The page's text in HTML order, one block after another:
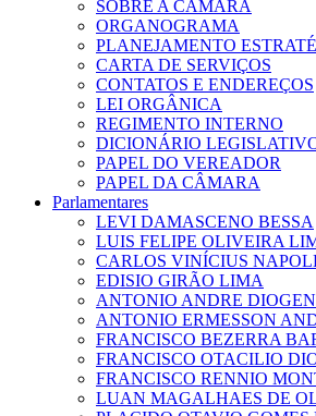
SOBRE A CÂMARA
ORGANOGRAMA
PLANEJAMENTO
CARTA DE SERVIÇOS
CONTATOS E ENDEREÇOS
LEI ORGÂNICA
REGIMENTO INTERNO
DICIONÁRIO
PAPEL DO VEREADOR
PAPEL DA CÂMARA
Parlamentares
LEVI DAMASCENO BESSA
LUIS FELIPE OLIVEIRA
CARLOS VINÍCIUS
EDISIO GIRÃO LIMA
ANTONIO ANDRE
ANTONIO ERMESSON
FRANCISCO BEZERRA
FRANCISCO OTACILIO
FRANCISCO RENNIO
LUAN MAGALHAES DE